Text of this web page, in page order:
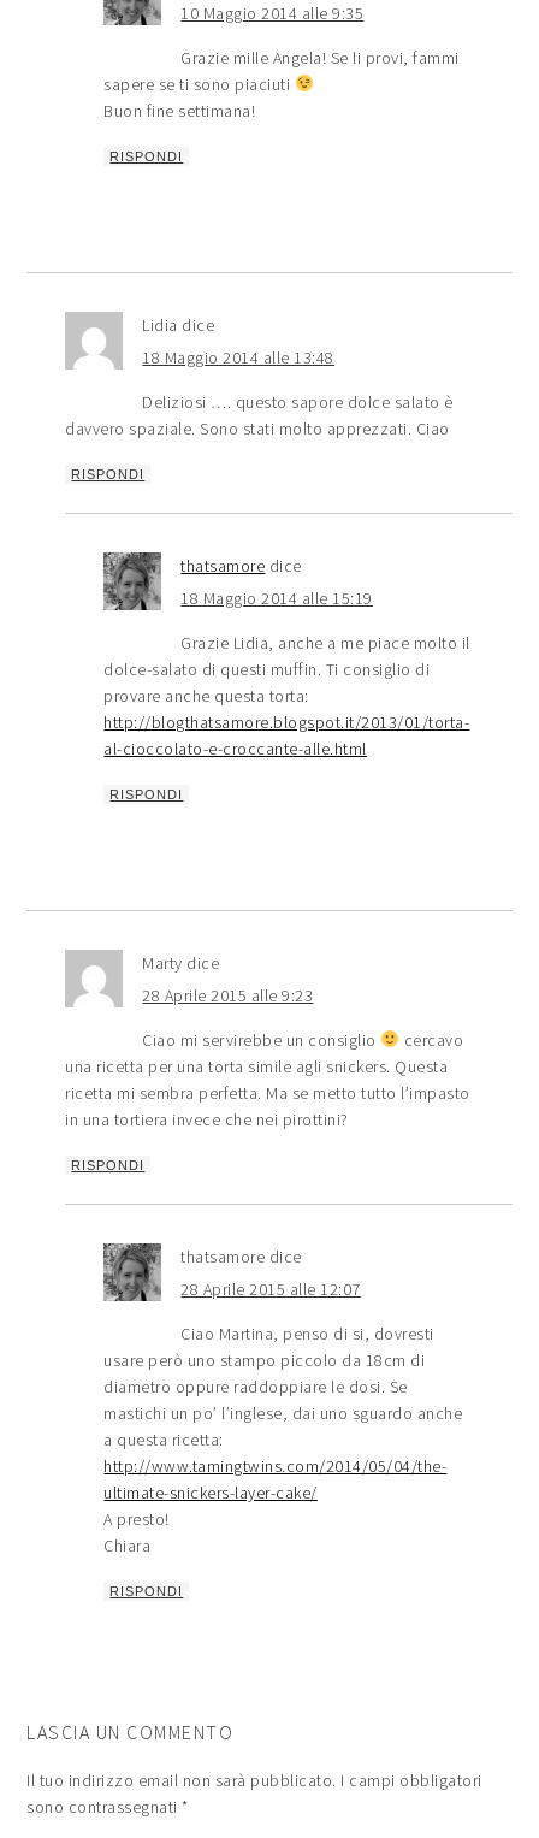
10 Maggio 2014 alle 9:35
Grazie mille Angela! Se li provi, fammi
sapere se ti sono piaciuti
Buon fine settimana!
RISPONDI
Lidia dice
18 Maggio 2014 alle 13:48
Deliziosi …. questo sapore dolce salato è
davvero spaziale. Sono stati molto apprezzati. Ciao
RISPONDI
thatsamore dice
18 Maggio 2014 alle 15:19
Grazie Lidia, anche a me piace molto il
dolce-salato di questi muffin. Ti consiglio di
provare anche questa torta:
http://blogthatsamore.blogspot.it/2013/01/torta-
al-cioccolato-e-croccante-alle.html
RISPONDI
Marty dice
28 Aprile 2015 alle 9:23
Ciao mi servirebbe un consiglio
cercavo
una ricetta per una torta simile agli snickers. Questa
ricetta mi sembra perfetta. Ma se metto tutto l’impasto
in una tortiera invece che nei pirottini?
RISPONDI
thatsamore dice
28 Aprile 2015 alle 12:07
Ciao Martina, penso di si, dovresti
usare però uno stampo piccolo da 18cm di
diametro oppure raddoppiare le dosi. Se
mastichi un po’ l’inglese, dai uno sguardo anche
a questa ricetta:
http://www.tamingtwins.com/2014/05/04/the-
ultimate-snickers-layer-cake/
A presto!
Chiara
RISPONDI
LASCIA UN COMMENTO
Il tuo indirizzo email non sarà pubblicato. I campi obbligatori
sono contrassegnati*